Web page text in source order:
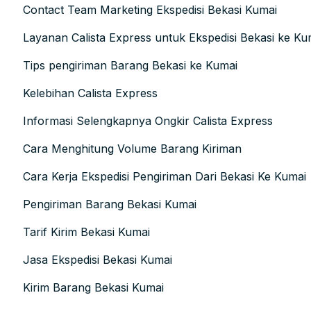
Contact Team Marketing Ekspedisi Bekasi Kumai
Layanan Calista Express untuk Ekspedisi Bekasi ke
Tips pengiriman Barang Bekasi ke Kumai
Kelebihan Calista Express
Informasi Selengkapnya Ongkir Calista Express
Cara Menghitung Volume Barang Kiriman
Cara Kerja Ekspedisi Pengiriman Dari Bekasi Ke Kumai
Pengiriman Barang Bekasi Kumai
Tarif Kirim Bekasi Kumai
Jasa Ekspedisi Bekasi Kumai
Kirim Barang Bekasi Kumai